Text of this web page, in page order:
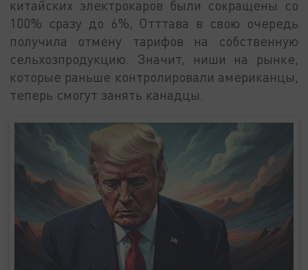
китайских электрокаров были сокращены со
100% сразу до 6%, Отттава в свою очередь
получила отмену тарифов на собственную
сельхозпродукцию. Значит, ниши на рынке,
которые раньше контролировали американцы,
теперь смогут занять канадцы.